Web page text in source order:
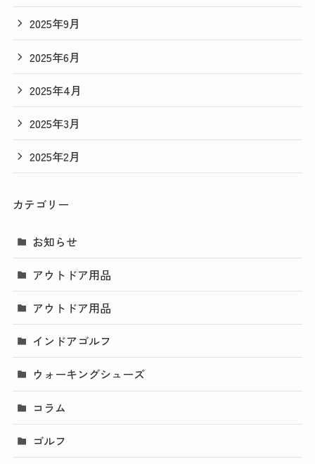
2025年9月
2025年6月
2025年4月
2025年3月
2025年2月
カテゴリー
お知らせ
アウトドア用品
アウトドア用品
インドアゴルフ
ウォーキングシューズ
コラム
ゴルフ